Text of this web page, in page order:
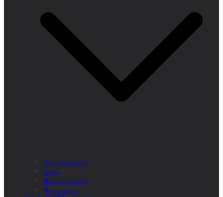
Lugares de Interés
Rutas
Alojamientos Rurales
Museo del Vino